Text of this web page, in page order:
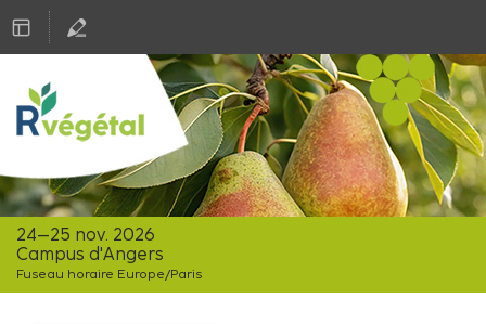
24–25 nov. 2026
Campus d'Angers
Fuseau horaire Europe/Paris